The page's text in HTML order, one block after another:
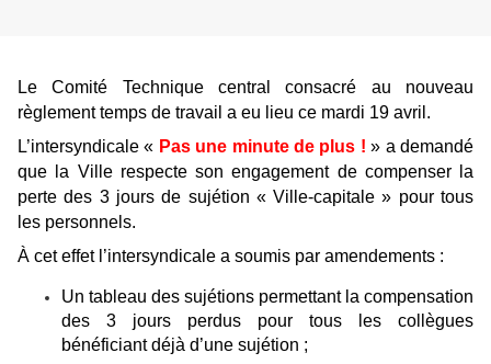
Le Comité Technique central consacré au nouveau
règlement temps de travail a eu lieu ce mardi 19 avril.
L’intersyndicale « Pas une minute de plus ! » a demandé
que la Ville respecte son engagement de compenser la
perte des 3 jours de sujétion « Ville-capitale » pour tous
les personnels.
À cet effet l’intersyndicale a soumis par amendements :
Un tableau des sujétions permettant la compensation
des 3 jours perdus pour tous les collègues
bénéficiant déjà d’une sujétion ;